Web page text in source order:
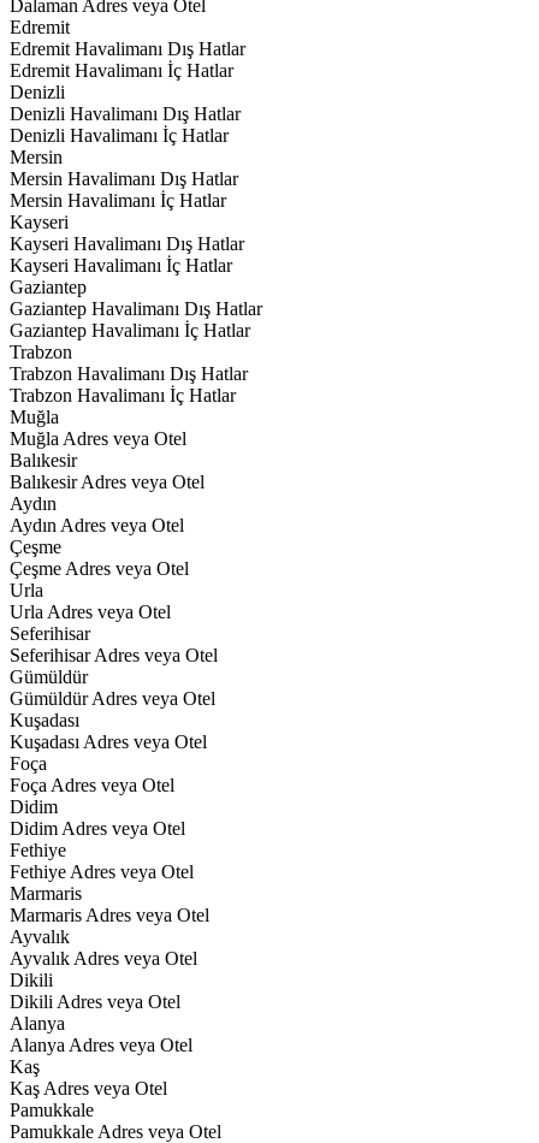
Dalaman Adres veya Otel
Edremit
Edremit Havalimanı Dış Hatlar
Edremit Havalimanı İç Hatlar
Denizli
Denizli Havalimanı Dış Hatlar
Denizli Havalimanı İç Hatlar
Mersin
Mersin Havalimanı Dış Hatlar
Mersin Havalimanı İç Hatlar
Kayseri
Kayseri Havalimanı Dış Hatlar
Kayseri Havalimanı İç Hatlar
Gaziantep
Gaziantep Havalimanı Dış Hatlar
Gaziantep Havalimanı İç Hatlar
Trabzon
Trabzon Havalimanı Dış Hatlar
Trabzon Havalimanı İç Hatlar
Muğla
Muğla Adres veya Otel
Balıkesir
Balıkesir Adres veya Otel
Aydın
Aydın Adres veya Otel
Çeşme
Çeşme Adres veya Otel
Urla
Urla Adres veya Otel
Seferihisar
Seferihisar Adres veya Otel
Gümüldür
Gümüldür Adres veya Otel
Kuşadası
Kuşadası Adres veya Otel
Foça
Foça Adres veya Otel
Didim
Didim Adres veya Otel
Fethiye
Fethiye Adres veya Otel
Marmaris
Marmaris Adres veya Otel
Ayvalık
Ayvalık Adres veya Otel
Dikili
Dikili Adres veya Otel
Alanya
Alanya Adres veya Otel
Kaş
Kaş Adres veya Otel
Pamukkale
Pamukkale Adres veya Otel